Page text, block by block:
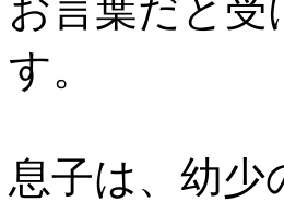
お言葉だと
す。
息子は、幼少